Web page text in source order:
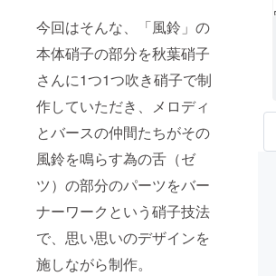
今回はそんな、「風鈴」の
本体硝子の部分を秋葉硝子
さんに1つ1つ吹き硝子で制
作していただき、メロディ
とバースの仲間たちがその
風鈴を鳴らす為の舌（ゼ
ツ）の部分のパーツをバー
ナーワークという硝子技法
で、思い思いのデザインを
施しながら制作。